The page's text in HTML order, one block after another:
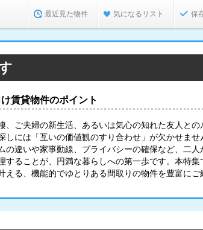
最近見た物件 気になるリスト 保
賃貸物件のポイント
、ご夫婦の新生活、あるいは気心の知れた友人との
しには「互いの価値観のすり合わせ」が欠かせませ
の違いや家事動線、プライバシーの確保など、二人
することが、円満な暮らしへの第一歩です。本特集
える、機能的でゆとりある間取りの物件を豊富にご